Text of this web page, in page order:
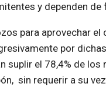
y dependen
para aprovechar
por
suplir el 78,4% de
sin requerir a su